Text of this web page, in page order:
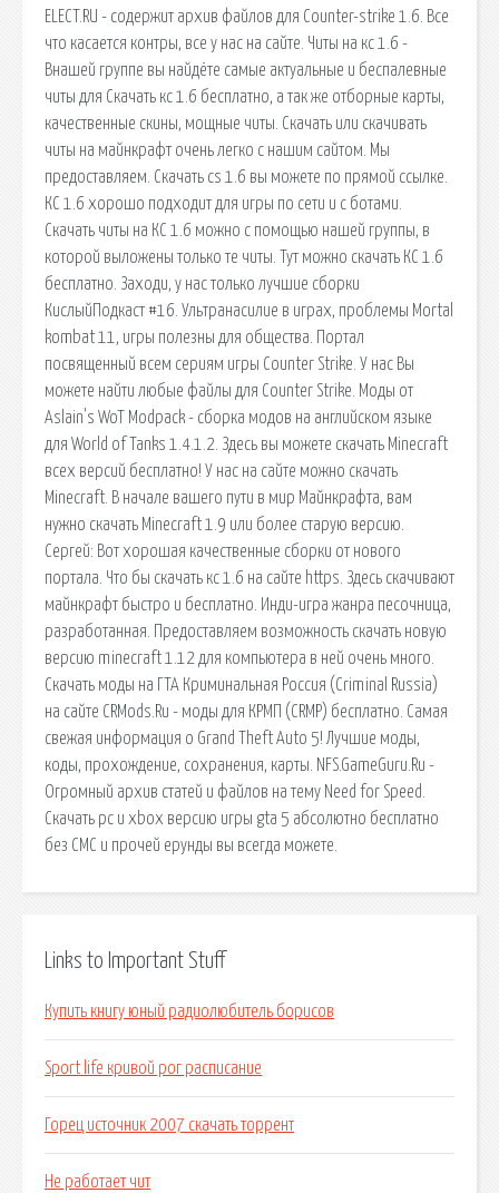
ELECT.RU - содержит архив файлов для Counter-strike 1.6. Все
что касается контры, все у нас на сайте. Читы на кс 1.6 -
Внашей группе вы найдёте самые актуальные и беспалевные
читы для Скачать кс 1.6 бесплатно, а так же отборные карты,
качественные скины, мощные читы. Скачать или скачивать
читы на майнкрафт очень легко с нашим сайтом. Мы
предоставляем. Скачать cs 1.6 вы можете по прямой ссылке.
КС 1.6 хорошо подходит для игры по сети и с ботами.
Скачать читы на КС 1.6 можно с помощью нашей группы, в
которой выложены только те читы. Тут можно скачать КС 1.6
бесплатно. Заходи, у нас только лучшие сборки
КислыйПодкаст #16. Ультранасилие в играх, проблемы Mortal
kombat 11, игры полезны для общества. Портал
посвященный всем сериям игры Counter Strike. У нас Вы
можете найти любые файлы для Counter Strike. Моды от
Aslain's WoT Modpack - сборка модов на английском языке
для World of Tanks 1.4.1.2. Здесь вы можете скачать Minecraft
всех версий бесплатно! У нас на сайте можно скачать
Minecraft. В начале вашего пути в мир Майнкрафта, вам
нужно скачать Minecraft 1.9 или более старую версию.
Сергей: Вот хорошая качественные сборки от нового
портала. Что бы скачать кс 1.6 на сайте https. Здесь скачивают
майнкрафт быстро и бесплатно. Инди-игра жанра песочница,
разработанная. Предоставляем возможность скачать новую
версию minecraft 1.12 для компьютера в ней очень много.
Скачать моды на ГТА Криминальная Россия (Criminal Russia)
на сайте CRMods.Ru - моды для КРМП (CRMP) бесплатно. Самая
свежая информация о Grand Theft Auto 5! Лучшие моды,
коды, прохождение, сохранения, карты. NFS.GameGuru.Ru -
Огромный архив статей и файлов на тему Need for Speed.
Скачать pc и xbox версию игры gta 5 абсолютно бесплатно
без СМС и прочей ерунды вы всегда можете.
Links to Important Stuff
Купить книгу юный радиолюбитель борисов
Sport life кривой рог расписание
Горец источник 2007 скачать торрент
Не работает чит